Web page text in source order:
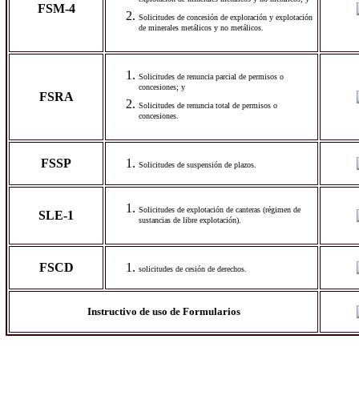
FSM-4
Solicitudes de concesión de exploración y explotación
de minerales metálicos y no metálicos.
FSRA
Solicitudes de renuncia parcial de permisos o
concesiones; y
Solicitudes de renuncia total de permisos o
concesiones.
FSSP Solicitudes de suspensión de plazos.
SLE-1 Solicitudes de explotación de canteras (régimen de
sustancias de libre explotación).
FSCD solicitudes de cesión de derechos.
Instructivo de uso de Formularios